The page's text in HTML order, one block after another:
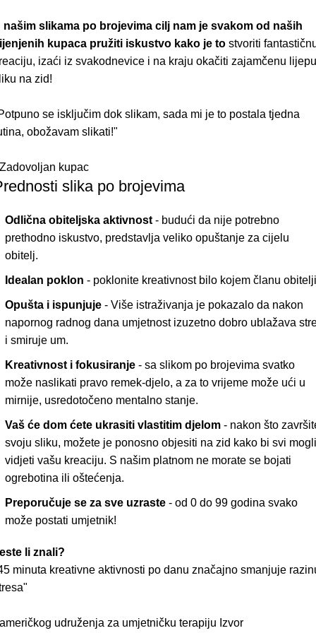
našim slikama po brojevima cilj nam je svakom od naših
kupaca pružiti iskustvo kako je to stvoriti
izaći iz svakodnevice i na kraju okačiti zajamčenu lijepu
na zid!
se isključim dok slikam, sada mi je to postala tjedna
obožavam slikati!"
kupac
slika po brojevima
Odlična obiteljska aktivnost - budući da nije potrebno
prethodno iskustvo, predstavlja veliko opuštanje za cijelu
obitelj.
Idealan poklon - poklonite kreativnost bilo kojem članu
Opušta i ispunjuje - Više istraživanja je pokazalo da nakon
napornog radnog dana umjetnost izuzetno dobro ublažava
i smiruje um.
Kreativnost i fokusiranje - sa slikom po brojevima svatko
može naslikati pravo remek-djelo, a za to vrijeme može ući u
mirnije, usredotočeno mentalno stanje.
Vaš će dom ćete ukrasiti vlastitim djelom - nakon što
svoju sliku, možete je ponosno objesiti na zid kako bi svi mogli
vidjeti vašu kreaciju. S našim platnom ne morate se bojati
ogrebotina ili oštećenja.
Preporučuje se za sve uzraste - od 0 do 99 godina svako
može postati umjetnik!
li znali?
minuta kreativne aktivnosti po danu značajno smanjuje
udruženja za umjetničku terapiju Izvor